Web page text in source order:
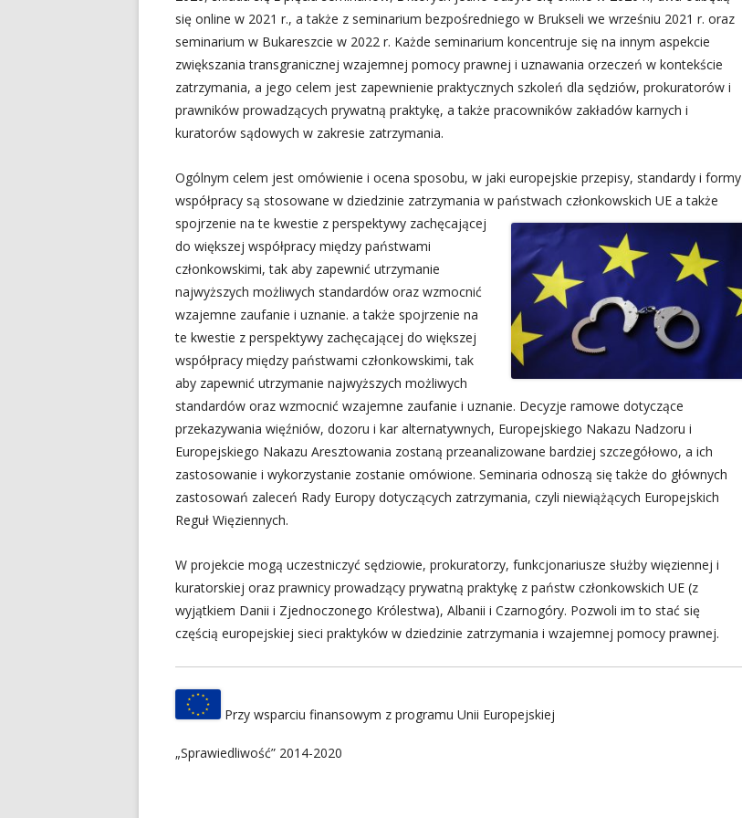
się online w 2021 r., a także z seminarium bezpośredniego w Brukseli we wrześniu 2021 r. oraz
seminarium w Bukareszcie w 2022 r. Każde seminarium koncentruje się na innym aspekcie
zwiększania transgranicznej wzajemnej pomocy prawnej i uznawania orzeczeń w kontekście
zatrzymania, a jego celem jest zapewnienie praktycznych szkoleń dla sędziów, prokuratorów i
prawników prowadzących prywatną praktykę, a także pracowników zakładów karnych i
kuratorów sądowych w zakresie zatrzymania.
Ogólnym celem jest omówienie i ocena sposobu, w jaki europejskie przepisy, standardy i formy
współpracy są stosowane w dziedzinie zatrzymania w państwach członkowskich UE a także
spojrzenie na te kwestie z perspektywy zachęcającej
do większej współpracy między państwami
członkowskimi, tak aby zapewnić utrzymanie
najwyższych możliwych standardów oraz wzmocnić
wzajemne zaufanie i uznanie. a także spojrzenie na
te kwestie z perspektywy zachęcającej do większej
współpracy między państwami członkowskimi, tak
aby zapewnić utrzymanie najwyższych możliwych
standardów oraz wzmocnić wzajemne zaufanie i uznanie. Decyzje ramowe dotyczące
przekazywania więźniów, dozoru i kar alternatywnych, Europejskiego Nakazu Nadzoru i
Europejskiego Nakazu Aresztowania zostaną przeanalizowane bardziej szczegółowo, a ich
zastosowanie i wykorzystanie zostanie omówione. Seminaria odnoszą się także do głównych
zastosowań zaleceń Rady Europy dotyczących zatrzymania, czyli niewiążących Europejskich
Reguł Więziennych.
W projekcie mogą uczestniczyć sędziowie, prokuratorzy, funkcjonariusze służby więziennej i
kuratorskiej oraz prawnicy prowadzący prywatną praktykę z państw członkowskich UE (z
wyjątkiem Danii i Zjednoczonego Królestwa), Albanii i Czarnogóry. Pozwoli im to stać się
częścią europejskiej sieci praktyków w dziedzinie zatrzymania i wzajemnej pomocy prawnej.
Przy wsparciu finansowym z programu Unii Europejskiej
„Sprawiedliwość” 2014-2020